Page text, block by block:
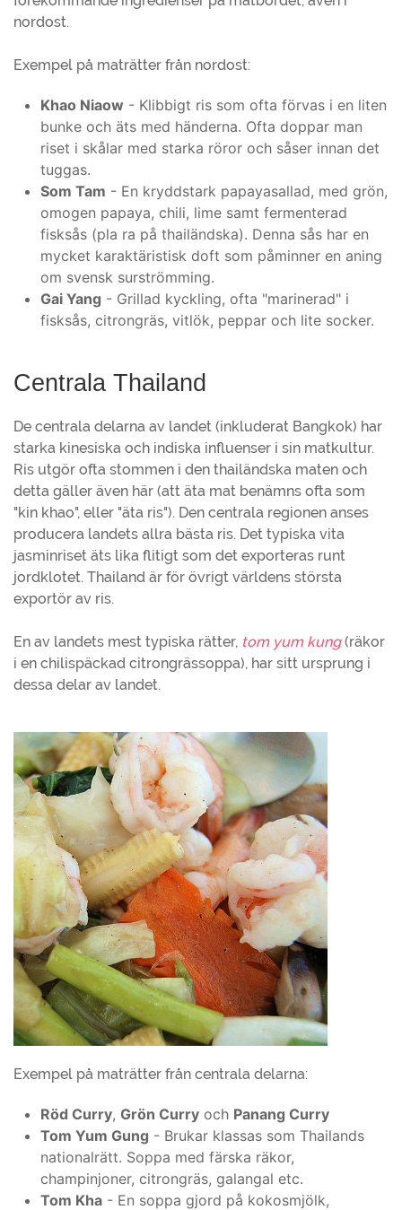
nordost.
Exempel på maträtter från nordost:
Khao Niaow - Klibbigt ris som ofta förvas i en liten
bunke och äts med händerna. Ofta doppar man
riset i skålar med starka röror och såser innan det
tuggas.
Som Tam - En kryddstark papayasallad, med grön,
omogen papaya, chili, lime samt fermenterad
fisksås (pla ra på thailändska). Denna sås har en
mycket karaktäristisk doft som påminner en aning
om svensk surströmming.
Gai Yang - Grillad kyckling, ofta "marinerad" i
fisksås, citrongräs, vitlök, peppar och lite socker.
Centrala Thailand
De centrala delarna av landet (inkluderat Bangkok) har
starka kinesiska och indiska influenser i sin matkultur.
Ris utgör ofta stommen i den thailändska maten och
detta gäller även här (att äta mat benämns ofta som
"kin khao", eller "äta ris"). Den centrala regionen anses
producera landets allra bästa ris. Det typiska vita
jasminriset äts lika flitigt som det exporteras runt
jordklotet. Thailand är för övrigt världens största
exportör av ris.
En av landets mest typiska rätter, tom yum kung(räkor
i en chilispäckad citrongrässoppa), har sitt ursprung i
dessa delar av landet.
Exempel på maträtter från centrala delarna:
Röd Curry, Grön Curry och Panang Curry
Tom Yum Gung - Brukar klassas som Thailands
nationalrätt. Soppa med färska räkor,
champinjoner, citrongräs, galangal etc.
Tom Kha - En soppa gjord på kokosmjölk,